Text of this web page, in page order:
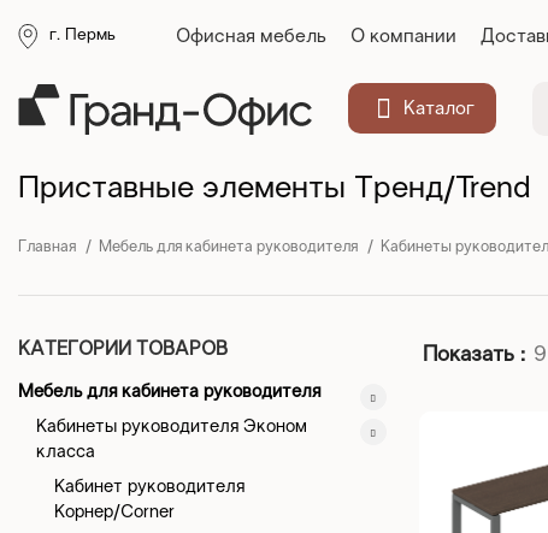
г. Пермь Офисная мебель О компании
Каталог
Приставные элементы Тренд/Trend
Главная Мебель для кабинета руководителя Кабинеты
КАТЕГОРИИ ТОВАРОВ
Мебель для кабинета руководителя
Кабинеты руководителя Эконом
класса
Кабинет руководителя
Корнер/Corner
Показать 9